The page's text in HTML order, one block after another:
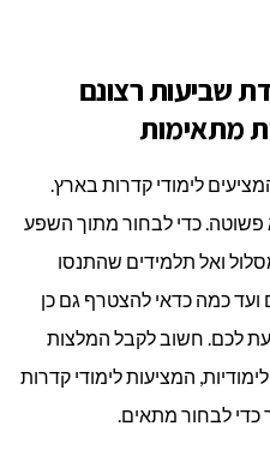
שביעות רצונם
מתאימות
לימודי קדרות בארץ.
פשוטה. כדי לבחור מתוך השפע
ואל תלמידים שהתנסו
ועד כמה כדאי להצטרף גם כן
לכם. חשוב לקבל המלצות
המציעות לימודי קדרות
כדי לבחור מתאים.